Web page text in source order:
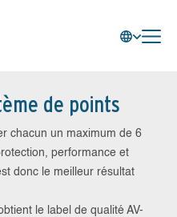
de points
chacun un maximum de 6
performance et
donc le meilleur résultat
le label de qualité AV-